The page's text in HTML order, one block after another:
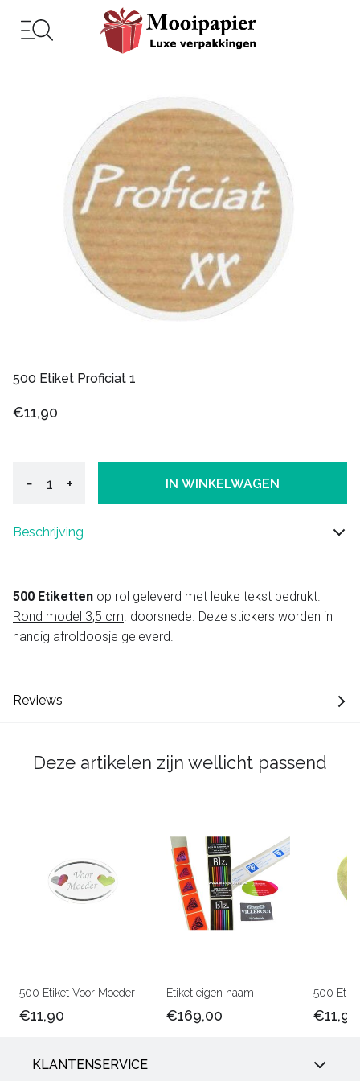
500 Etiket Proficiat 1
€11,90
− + IN WINKELWAGEN
Beschrijving
500 Etiketten op rol geleverd met leuke tekst bedrukt.
Rond model 3,5 cm. doorsnede. Deze stickers worden in
handig afroldoosje geleverd.
Reviews
Deze artikelen zijn wellicht passend
500 Etiket Voor Moeder
€11,90
Etiket eigen naam
€169,00
500
€11,90
KLANTENSERVICE